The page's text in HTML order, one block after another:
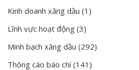
Kinh doanh xăng dầu (1)
Lĩnh vực hoạt động (3)
Minh bạch xăng dầu (292)
Thông cáo báo chí(141)